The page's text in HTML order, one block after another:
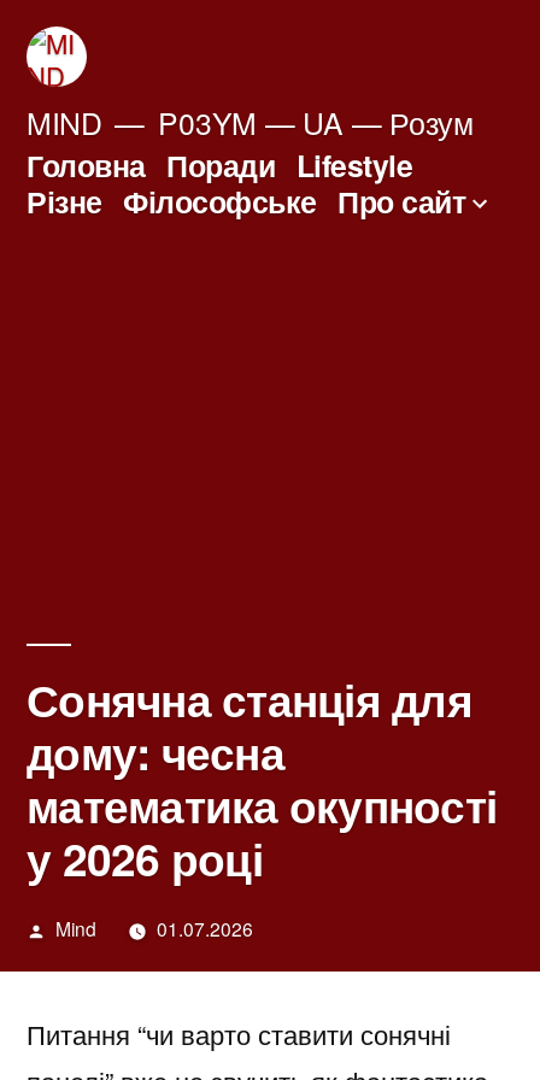
Перейти
до
вмісту
MIND P03YM — UA — Розум
Головна Поради Lifestyle
Різне Філософське Про сайт
Сонячна станція для
дому: чесна
математика окупності
у 2026 році
Написано
Mind 01.07.2026
Питання “чи варто ставити сонячні